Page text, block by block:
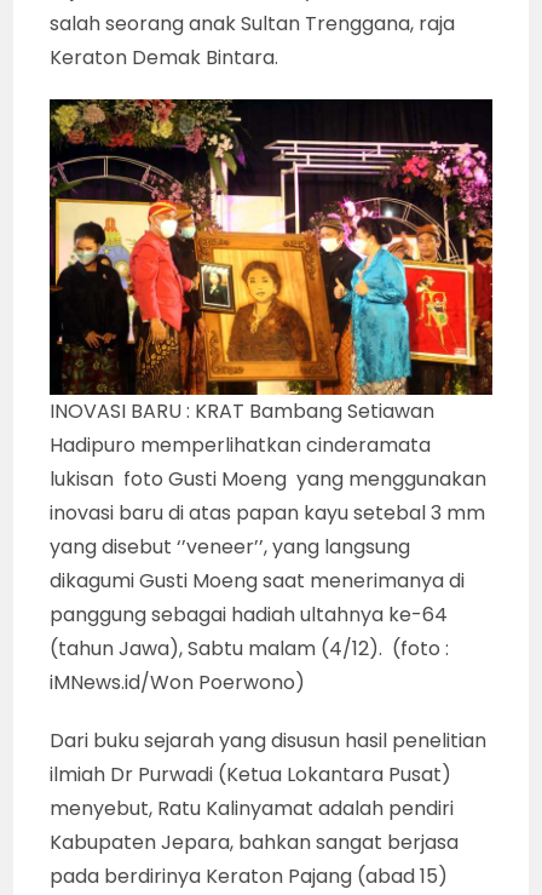
salah seorang anak Sultan Trenggana, raja
Keraton Demak Bintara.
INOVASI BARU : KRAT Bambang Setiawan
Hadipuro memperlihatkan cinderamata
lukisan foto Gusti Moeng yang menggunakan
inovasi baru di atas papan kayu setebal 3 mm
yang disebut ‘’veneer’’, yang langsung
dikagumi Gusti Moeng saat menerimanya di
panggung sebagai hadiah ultahnya ke-64
(tahun Jawa), Sabtu malam (4/12). (foto :
iMNews.id/Won Poerwono)
Dari buku sejarah yang disusun hasil penelitian
ilmiah Dr Purwadi (Ketua Lokantara Pusat)
menyebut, Ratu Kalinyamat adalah pendiri
Kabupaten Jepara, bahkan sangat berjasa
pada berdirinya Keraton Pajang (abad 15)